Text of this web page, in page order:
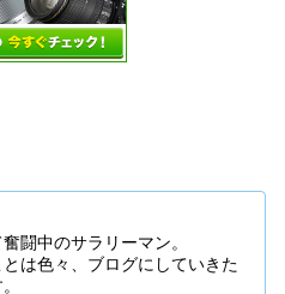
闘中のサラリーマン。
は色々、ブログにしていきた